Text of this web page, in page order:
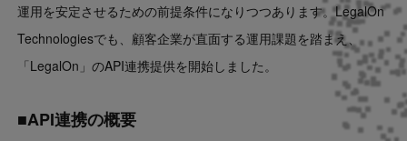
運用を安定させるための前提条件になりつつあります。LegalOn
Technologiesでも、顧客企業が直面する運用課題を踏まえ、
「LegalOn」のAPI連携提供を開始しました。
■API連携の概要